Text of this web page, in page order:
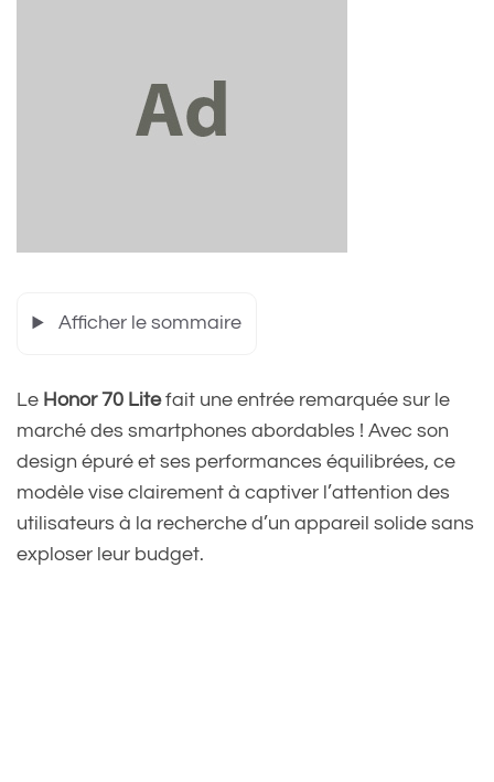
Afficher le sommaire
Le Honor 70 Litefait une entrée remarquée sur le
marché des smartphones abordables ! Avec son
design épuré et ses performances équilibrées, ce
modèle vise clairement à captiver l’attention des
utilisateurs à la recherche d’un appareil solide sans
exploser leur budget.